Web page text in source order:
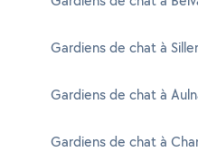
Gardiens de chat à
Gardiens de chat à
Gardiens de chat à